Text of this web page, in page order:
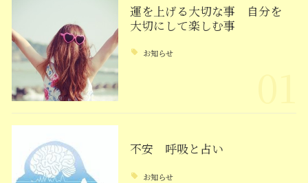
運を上げる大切な事 自分を
大切にして楽しむ事
お知らせ
不安 呼吸と占い
お知らせ